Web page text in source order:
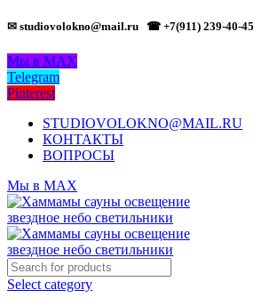
✉ studiovolokno@mail.ru ☎ +7(911) 239-40-45
Мы в MAX
Telegram
Pinterest
STUDIOVOLOKNO@MAIL.RU
КОНТАКТЫ
ВОПРОСЫ
Мы в MAX
Select category